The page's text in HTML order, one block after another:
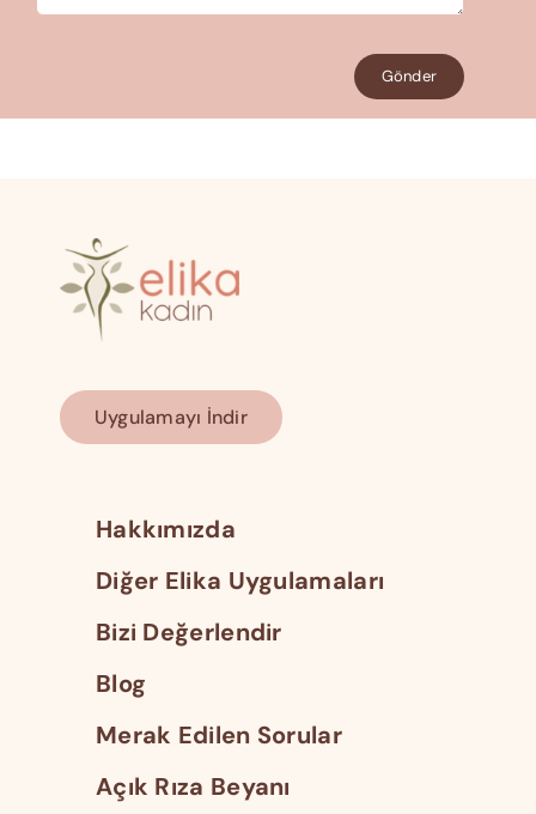
Gönder
Uygulamayı İndir
Hakkımızda
Diğer Elika Uygulamaları
Bizi Değerlendir
Blog
Merak Edilen Sorular
Açık Rıza Beyanı